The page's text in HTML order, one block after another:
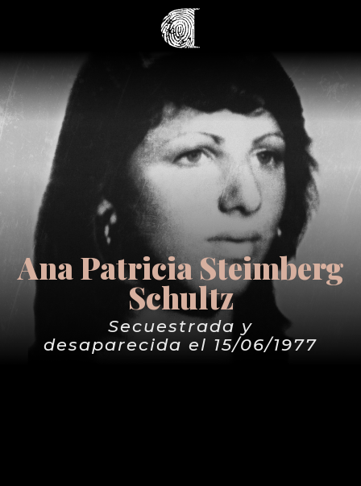
Ana Patricia Steimberg
Schultz
Secuestrada y
desaparecida el 15/06/1977